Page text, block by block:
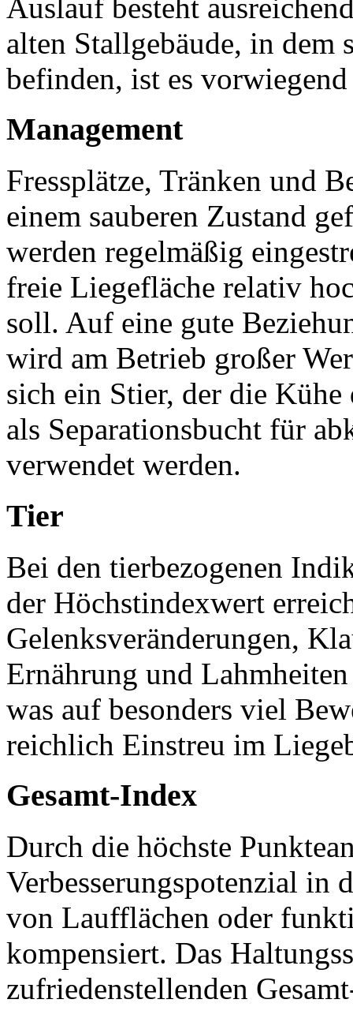
Auslauf besteht
alten Stallgebäude, in dem
befinden, ist es
Management
Fressplätze, Tränken und
einem sauberen Zustand
werden regelmäßig
freie Liegefläche relativ
soll. Auf eine gute
wird am Betrieb großer
sich ein Stier, der die
als Separationsbucht für
verwendet werden.
Tier
Bei den tierbezogenen
der Höchstindexwert
Gelenksveränderungen,
Ernährung und
was auf besonders viel
reichlich Einstreu im
Gesamt-Index
Durch die höchste
Verbesserungspotenzial in
von Laufflächen oder
kompensiert. Das
zufriedenstellenden